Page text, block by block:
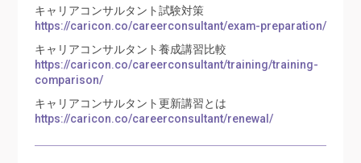
キャリアコンサルタント試験対策
https://caricon.co/careerconsultant/exam-preparation/
キャリアコンサルタント養成講習比較
https://caricon.co/careerconsultant/training/training-
comparison/
キャリアコンサルタント更新講習とは
https://caricon.co/careerconsultant/renewal/